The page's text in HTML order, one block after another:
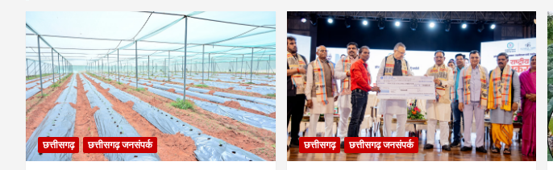
छत्तीसगढ़ छत्तीसगढ़ जनसंपर्क छत्तीसगढ़ छत्तीसगढ़ जनसंपर्क